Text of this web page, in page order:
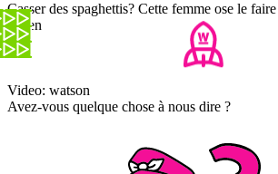
Casser des spaghettis? Cette femme ose le
italien
Video: watson
Avez-vous quelque chose à nous dire ?